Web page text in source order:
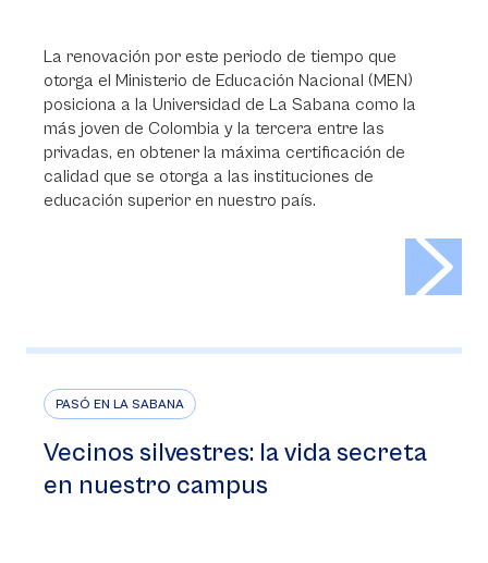
La renovación por este periodo de tiempo que
otorga el Ministerio de Educación Nacional (MEN)
posiciona a la Universidad de La Sabana como la
más joven de Colombia y la tercera entre las
privadas, en obtener la máxima certificación de
calidad que se otorga a las instituciones de
educación superior en nuestro país.
PASÓ EN LA SABANA
Vecinos silvestres: la vida secreta
en nuestro campus